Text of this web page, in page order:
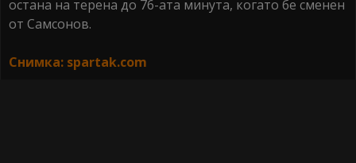
остана на терена до 76-ата минута, когато бе сменен
от Самсонов.
Снимка: spartak.com